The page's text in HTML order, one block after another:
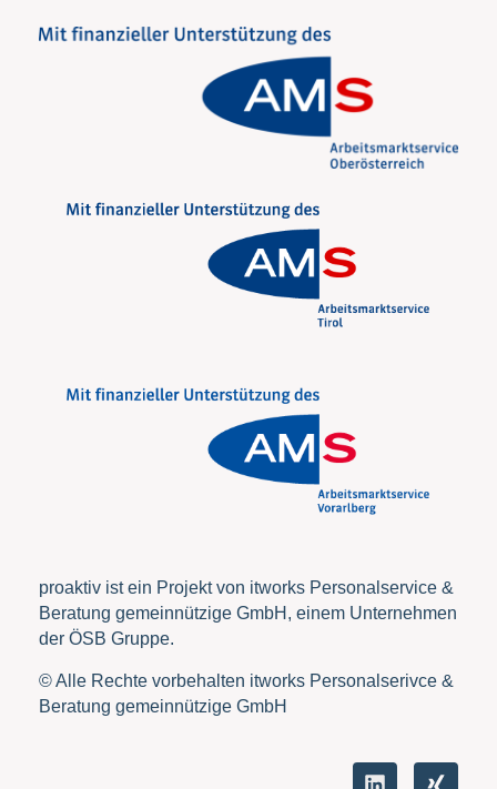
proaktiv ist ein Projekt von itworks Personalservice &
Beratung gemeinnützige GmbH, einem Unternehmen
der ÖSB Gruppe.
© Alle Rechte vorbehalten itworks Personalserivce &
Beratung gemeinnützige GmbH